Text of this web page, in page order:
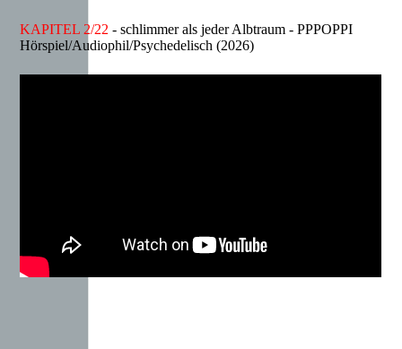
KAPITEL 2/22 - schlimmer als jeder Albtraum - PPPOPPI
Hörspiel/Audiophil/Psychedelisch (2026)